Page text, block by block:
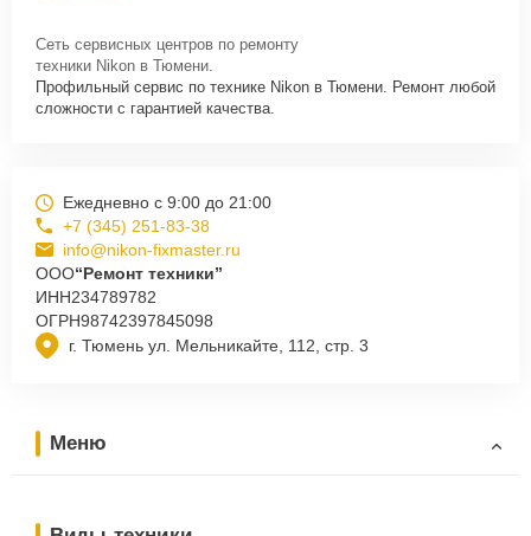
Сеть сервисных центров по ремонту
техники Nikon в Тюмени.
Профильный сервис по технике Nikon в Тюмени. Ремонт любой
сложности с гарантией качества.
г. Тюмень ул. Мельникайте, 112, стр. 3
Ежедневно с 9:00 до 21:00
+7 (345) 251-83-38
info@nikon-fixmaster.ru
ООО“Ремонт техники”
ИНН234789782
ОГРН98742397845098
Меню